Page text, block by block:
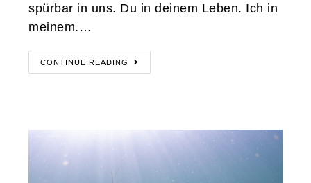
spürbar in uns. Du in deinem Leben. Ich in
meinem.…
CONTINUE READING